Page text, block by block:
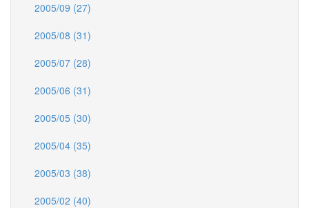
2005/09 (27)
2005/08 (31)
2005/07 (28)
2005/06 (31)
2005/05 (30)
2005/04 (35)
2005/03 (38)
2005/02 (40)